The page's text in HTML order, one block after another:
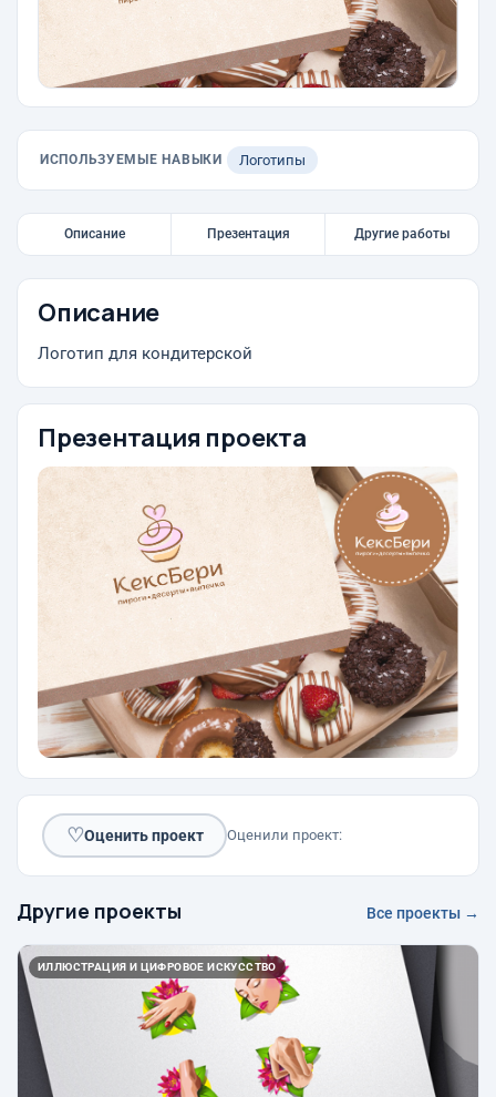
ИСПОЛЬЗУЕМЫЕ НАВЫКИ Логотипы
Описание Презентация Другие работы
Описание
Логотип для кондитерской
Презентация проекта
♡Оценить проект Оценили проект:
Другие проекты Все проекты →
ИЛЛЮСТРАЦИЯ И ЦИФРОВОЕ ИСКУССТВО